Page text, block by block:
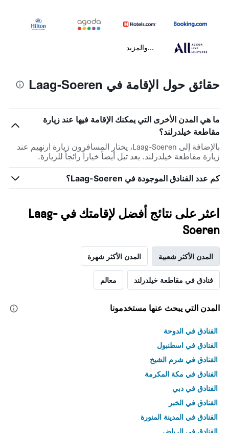
...والمزيد
حقائق حول الإقامة في Laag-Soeren
ما هي المدن الأخرى التي يمكنك الإقامة فيها عند زيارة
مقاطعة خيلدرلند؟
بالإضافة إلى Laag-Soeren، يختار المسافرون زيارة ارنهيم عند
زيارة مقاطعة خيلدرلند. يعد تيل أيضاً خياراً رائجاً للزيارة.
كم عدد الفنادق الموجودة في Laag-Soeren؟
اعثر على نتائج أفضل لإقامتك في Laag-
Soeren
المدن الأكثر شعبية المدن الأكثر شهرة
فنادق في مقاطعة خيلدرلند معالم
المدن التي يبحث عنها مستخدمونا
الفنادق في الدوحة
الفنادق في اسطنبول
الفنادق في شرم الشيخ
الفنادق في مكة المكرمة
الفنادق في دبي
الفنادق في الخبر
الفنادق في المدينة المنورة